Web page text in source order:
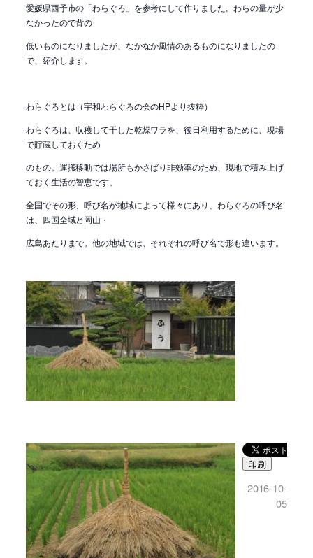
愛媛県西予市の「わらぐろ」を参考にして作りました。わらの量が少
なかったので背の
低いものになりましたが、なかなか風情のあるものになりましたの
で、紹介します。
わらぐろとは（宇和わらぐろの会のHPより抜粋）
わらぐろは、収穫して干した乾燥ワラを、後日利用するために、現場
で貯蔵しておくため
のもの。運搬移動では場所もかさばり非効率のため、現地で積み上げ
ておく生活の智恵です。
全国でその形、呼び名が地域によって様々にあり、わらぐろの呼び名
は、四国全域と岡山・
広島あたりまで。他の地域では、それぞれの呼び名で形も違います。
印刷
2016-10-
05